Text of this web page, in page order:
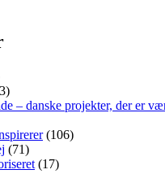
– danske projekter, der er
(106)
(71)
(17)